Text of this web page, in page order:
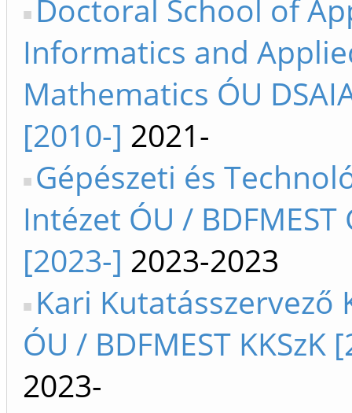
Doctoral School of
Informatics and
Mathematics ÓU
[2010-] 2021-
Gépészeti és
Intézet ÓU / BDFMEST
[2023-] 2023-2023
Kari Kutatásszervező
ÓU / BDFMEST KKSzK
2023-